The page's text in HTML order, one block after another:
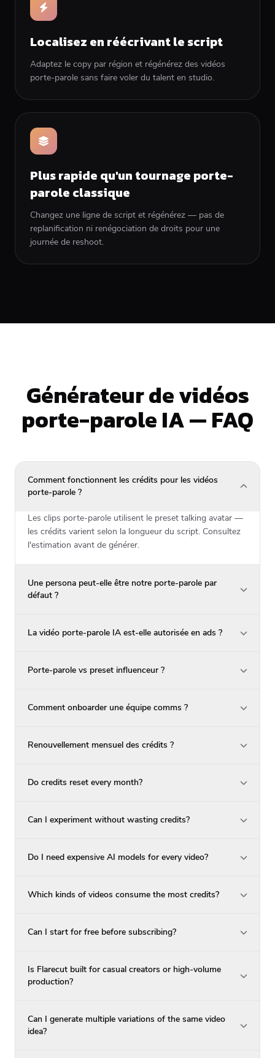
Localisez en réécrivant le script
Adaptez le copy par région et régénérez des vidéos
porte-parole sans faire voler du talent en studio.
Plus rapide qu'un tournage porte-
parole classique
Changez une ligne de script et régénérez — pas de
replanification ni renégociation de droits pour une
journée de reshoot.
Générateur de vidéos
porte-parole IA — FAQ
Comment fonctionnent les crédits pour les vidéos
porte-parole ?
Les clips porte-parole utilisent le preset talking avatar —
les crédits varient selon la longueur du script. Consultez
l'estimation avant de générer.
Une persona peut-elle être notre porte-parole par
défaut ?
La vidéo porte-parole IA est-elle autorisée en ads ?
Porte-parole vs preset influenceur ?
Comment onboarder une équipe comms ?
Renouvellement mensuel des crédits ?
Do credits reset every month?
Can I experiment without wasting credits?
Do I need expensive AI models for every video?
Which kinds of videos consume the most credits?
Can I start for free before subscribing?
Is Flarecut built for casual creators or high-volume
production?
Can I generate multiple variations of the same video
idea?